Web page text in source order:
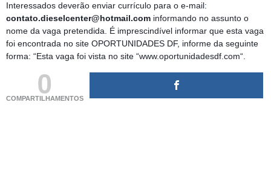
Interessados deverão enviar currículo para o e-mail:
contato.dieselcenter@hotmail.com informando no assunto o
nome da vaga pretendida. É imprescindível informar que esta vaga
foi encontrada no site OPORTUNIDADES DF, informe da seguinte
forma: “Esta vaga foi vista no site “www.oportunidadesdf.com“.
0
COMPARTILHAMENTOS